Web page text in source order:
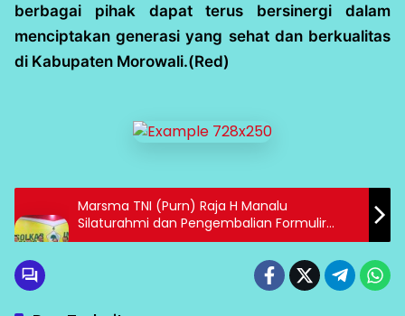
berbagai pihak dapat terus bersinergi dalam
menciptakan generasi yang sehat dan berkualitas
di Kabupaten Morowali.(Red)
Marsma TNI (Purn) Raja H Manalu
Silaturahmi dan Pengembalian Formulir
Pendaftaran ke DPD Partai Golkar Sumut